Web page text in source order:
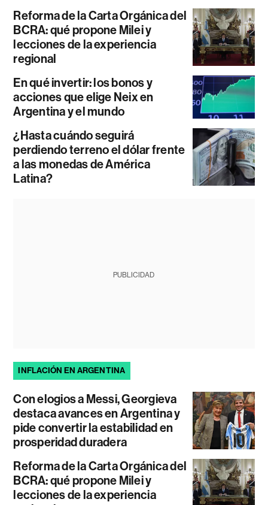
Reforma de la Carta Orgánica del
BCRA: qué propone Milei y
lecciones de la experiencia
regional
En qué invertir: los bonos y
acciones que elige Neix en
Argentina y el mundo
¿Hasta cuándo seguirá
perdiendo terreno el dólar frente
a las monedas de América
Latina?
PUBLICIDAD
INFLACIÓN EN ARGENTINA
Con elogios a Messi, Georgieva
destaca avances en Argentina y
pide convertir la estabilidad en
prosperidad duradera
Reforma de la Carta Orgánica del
BCRA: qué propone Milei y
lecciones de la experiencia